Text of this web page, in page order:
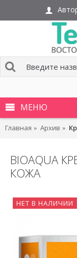
МЕНЮ
Главная Архив
BIOAQUA
КОЖА
НЕТ В НАЛИЧИИ